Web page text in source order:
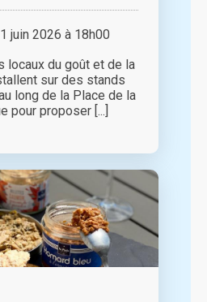
juin 2026 à 18h00
locaux du goût et de la
sur des stands
long de la Place de la
pour proposer [...]